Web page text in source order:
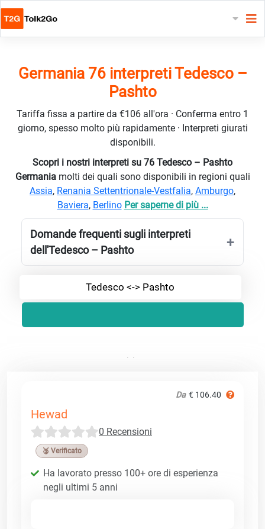
Germania 76 interpreti Tedesco –
Pashto
Tariffa fissa a partire da €106 all'ora · Conferma entro 1
giorno, spesso molto più rapidamente · Interpreti giurati
disponibili.
Scopri i nostri interpreti su 76 Tedesco – Pashto
Germania molti dei quali sono disponibili in regioni quali
Assia, Renania Settentrionale-Vestfalia, Amburgo,
Baviera, Berlino Per saperne di più ...
Domande frequenti sugli interpreti
dell'Tedesco – Pashto
Tedesco <-> Pashto
Da € 106.40
Hewad
0 Recensioni
🥉 Verificato
Ha lavorato presso 100+ ore di esperienza
negli ultimi 5 anni